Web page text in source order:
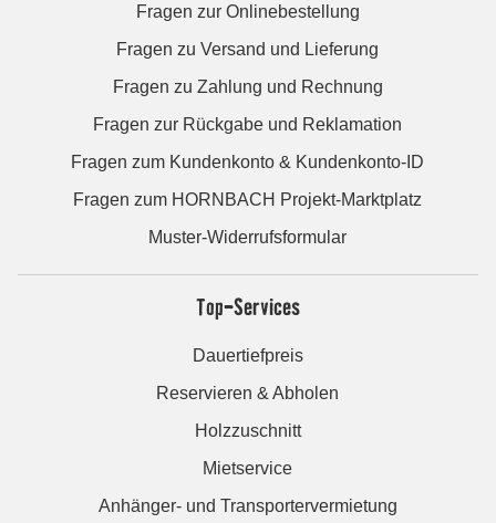
Fragen zur Onlinebestellung
Fragen zu Versand und Lieferung
Fragen zu Zahlung und Rechnung
Fragen zur Rückgabe und Reklamation
Fragen zum Kundenkonto & Kundenkonto-ID
Fragen zum HORNBACH Projekt-Marktplatz
Muster-Widerrufsformular
Top-Services
Dauertiefpreis
Reservieren & Abholen
Holzzuschnitt
Mietservice
Anhänger- und Transportervermietung